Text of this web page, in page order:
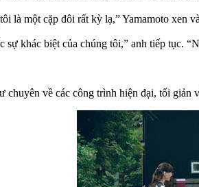
là một cặp đôi rất kỳ lạ,” Yamamoto xen
sự khác biệt của chúng tôi,” anh tiếp tục.
chuyên về các công trình hiện đại, tối